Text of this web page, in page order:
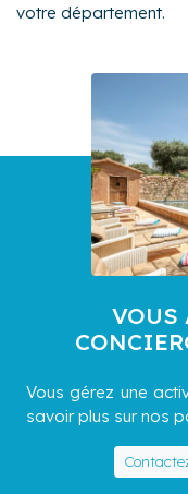
votre département.
VOUS
Vous gérez une
savoir plus sur nos